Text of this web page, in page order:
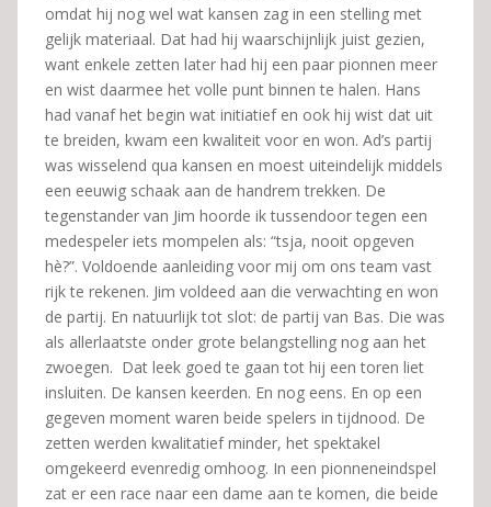
omdat hij nog wel wat kansen zag in een stelling met
gelijk materiaal. Dat had hij waarschijnlijk juist gezien,
want enkele zetten later had hij een paar pionnen meer
en wist daarmee het volle punt binnen te halen. Hans
had vanaf het begin wat initiatief en ook hij wist dat uit
te breiden, kwam een kwaliteit voor en won. Ad’s partij
was wisselend qua kansen en moest uiteindelijk middels
een eeuwig schaak aan de handrem trekken. De
tegenstander van Jim hoorde ik tussendoor tegen een
medespeler iets mompelen als: “tsja, nooit opgeven
hè?”. Voldoende aanleiding voor mij om ons team vast
rijk te rekenen. Jim voldeed aan die verwachting en won
de partij. En natuurlijk tot slot: de partij van Bas. Die was
als allerlaatste onder grote belangstelling nog aan het
zwoegen. Dat leek goed te gaan tot hij een toren liet
insluiten. De kansen keerden. En nog eens. En op een
gegeven moment waren beide spelers in tijdnood. De
zetten werden kwalitatief minder, het spektakel
omgekeerd evenredig omhoog. In een pionneneindspel
zat er een race naar een dame aan te komen, die beide